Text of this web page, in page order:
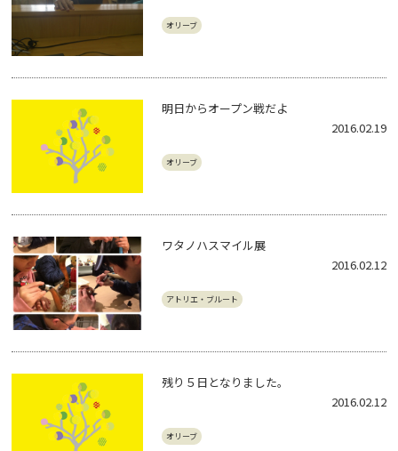
オリーブ
明日からオープン戦だよ
2016.02.19
オリーブ
ワタノハスマイル展
2016.02.12
アトリエ・ブルート
残り５日となりました。
2016.02.12
オリーブ